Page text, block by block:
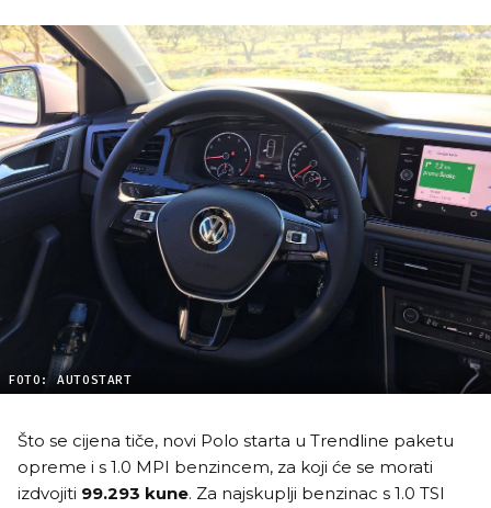
FOTO: AUTOSTART
Što se cijena tiče, novi Polo starta u Trendline paketu
opreme i s 1.0 MPI benzincem, za koji će se morati
izdvojiti 99.293 kune. Za najskuplji benzinac s 1.0 TSI